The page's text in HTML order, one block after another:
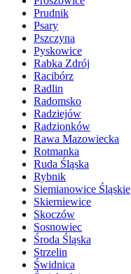
Prudnik
Psary
Pszczyna
Pyskowice
Rabka Zdrój
Racibórz
Radlin
Radomsko
Radziejów
Radzionków
Rawa Mazowiecka
Rotmanka
Ruda Śląska
Rybnik
Siemianowice Śląskie
Skierniewice
Skoczów
Sosnowiec
Środa Śląska
Strzelin
Świdnica